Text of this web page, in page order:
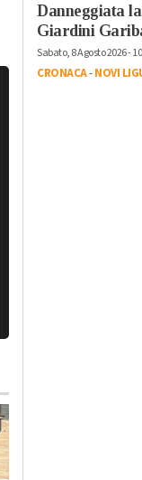
Danneggiata
Giardini
Sabato, 8 Agosto 2026 -
CRONACA-NOVI